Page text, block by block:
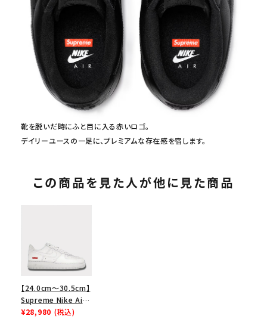
靴を脱いだ時にふと目に入る赤いロゴ。
デイリーユースの一足に、プレミアムな存在感を宿します。
この商品を見た人が他に見た商品
【24.0cm～30.5cm】
Supreme Nike Air
Force 1 Low シュプ
¥28,980 (税込)